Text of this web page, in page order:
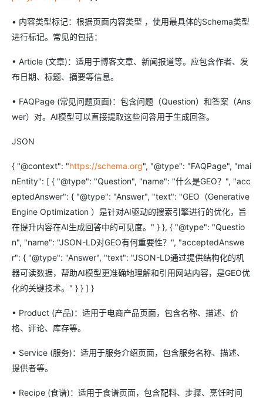
• 内容类型标记：根据页面内容类型 ，使用最具体的Schema类型
进行标记。常见的包括：
• Article (文章)：适用于博客文章、新闻报道等。应包含作者、发
布日期、标题、摘要等信息。
• FAQPage (常见问题页面)：包含问题（Question）和答案（Ans
wer）对。AI模型可以直接提取这些问答用于生成回答。
JSON
{ "@context": "https://schema.org", "@type": "FAQPage", "mai
nEntity": [ { "@type": "Question", "name": "什么是GEO？", "acc
eptedAnswer": { "@type": "Answer", "text": "GEO（Generative
Engine Optimization ）是针对AI驱动的搜索引擎进行的优化，旨
在提升内容在AI生成回答中的可见度。" } }, { "@type": "Questio
n", "name": "JSON-LD对GEO有何重要性？", "acceptedAnswe
r": { "@type": "Answer", "text": "JSON-LD通过提供结构化的机
器可读数据，帮助AI模型更准确地理解和引用网站内容，是GEO优
化的关键技术。" } } ] }
• Product (产品)：适用于电商产品页面，包含名称、描述、价
格、评论、库存等。
• Service (服务)：适用于服务介绍页面，包含服务名称、描述、
提供者等。
• Recipe (食谱)：适用于食谱页面，包含配料、步骤、烹饪时间